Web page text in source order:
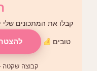
קבלו את המתכונים שלי
טובים
קבוצה שקטה